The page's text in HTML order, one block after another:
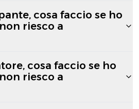
cosa faccio se ho
riesco a
cosa faccio se ho
riesco a